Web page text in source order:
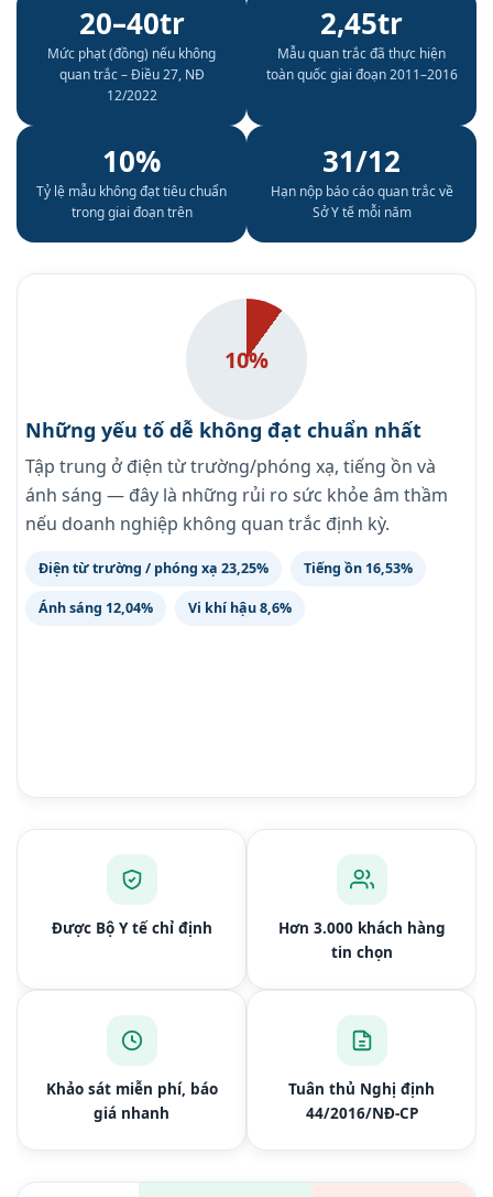
20–40tr
Mức phạt (đồng) nếu không
quan trắc – Điều 27, NĐ
12/2022
2,45tr
Mẫu quan trắc đã thực hiện
toàn quốc giai đoạn 2011–2016
10%
Tỷ lệ mẫu không đạt tiêu chuẩn
trong giai đoạn trên
31/12
Hạn nộp báo cáo quan trắc về
Sở Y tế mỗi năm
10%
Những yếu tố dễ không đạt chuẩn nhất
Tập trung ở điện từ trường/phóng xạ, tiếng ồn và
ánh sáng — đây là những rủi ro sức khỏe âm thầm
nếu doanh nghiệp không quan trắc định kỳ.
Điện từ trường / phóng xạ 23,25% Tiếng ồn 16,53%
Ánh sáng 12,04% Vi khí hậu 8,6%
Được Bộ Y tế chỉ định
Hơn 3.000 khách hàng
tin chọn
Khảo sát miễn phí, báo
giá nhanh
Tuân thủ Nghị định
44/2016/NĐ-CP